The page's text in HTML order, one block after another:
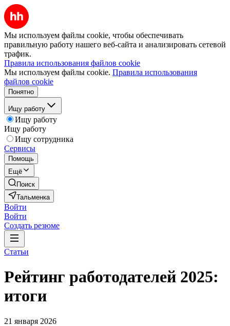
Мы используем файлы cookie, чтобы обеспечивать
правильную работу нашего веб-сайта и анализировать сетевой
трафик.
Правила использования файлов cookie
Мы используем файлы cookie. Правила использования
файлов cookie
Понятно
Ищу работу
Ищу работу
Ищу работу
Ищу сотрудника
Сервисы
Помощь
Ещё
Поиск
Тальменка
Войти
Войти
Создать резюме
Статьи
Рейтинг работодателей 2025:
итоги
21 января 2026